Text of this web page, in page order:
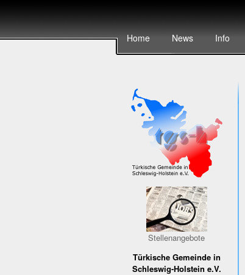
Home News Info
Stellenangebote
Türkische Gemeinde in
Schleswig-Holstein e.V.